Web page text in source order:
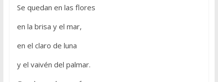
Se quedan en las flores
en la brisa y el mar,
en el claro de luna
y el vaivén del palmar.